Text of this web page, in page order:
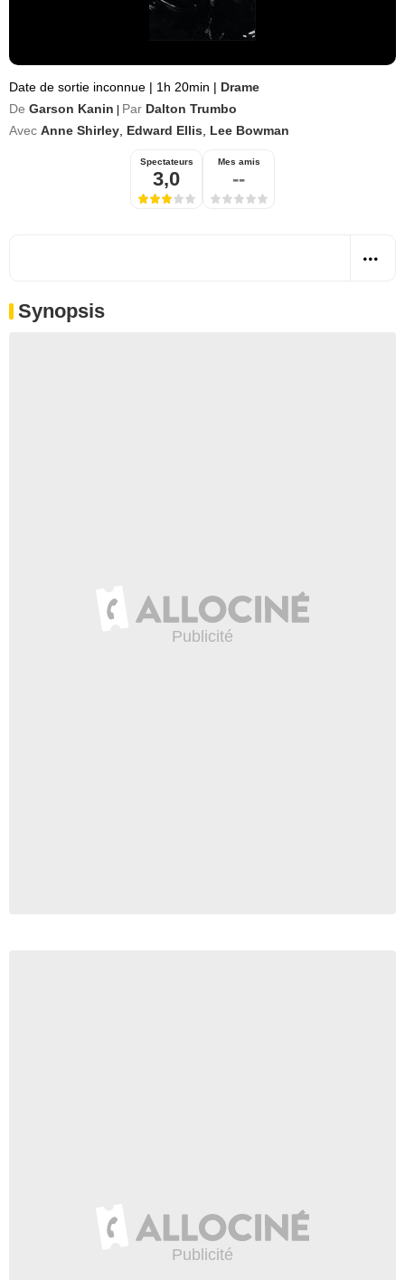
Date de sortie inconnue | 1h 20min | Drame
De Garson Kanin Par Dalton Trumbo
Avec Anne Shirley Edward Ellis Lee Bowman
Spectateurs
3,0
Mes amis
--
Synopsis